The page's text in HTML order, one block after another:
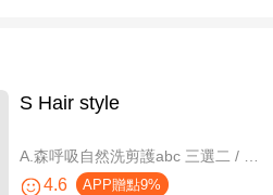
S Hair style
4.6 APP贈點9%